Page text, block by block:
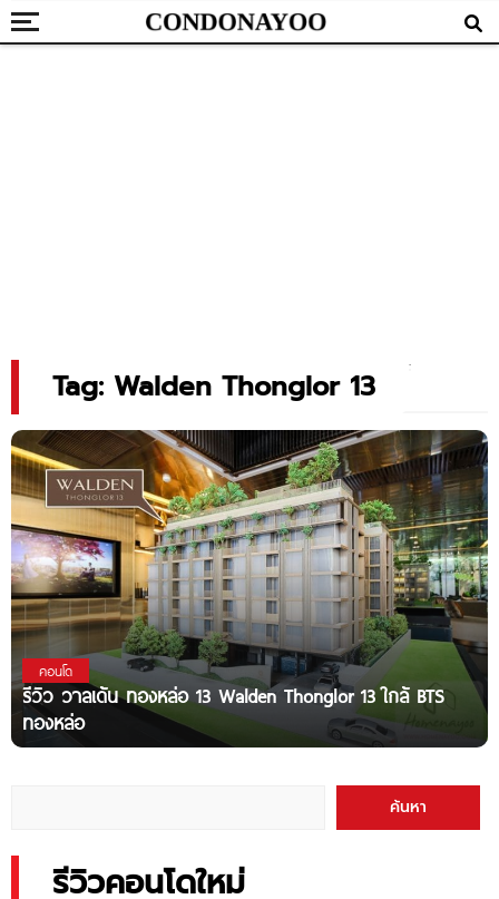
Tag: Walden Thonglor 13
คอนโด
รีวิว วาลเด้น ทองหล่อ 13 Walden Thonglor 13 ใกล้ BTS
ทองหล่อ
ค้นหา
รีวิวคอนโดใหม่